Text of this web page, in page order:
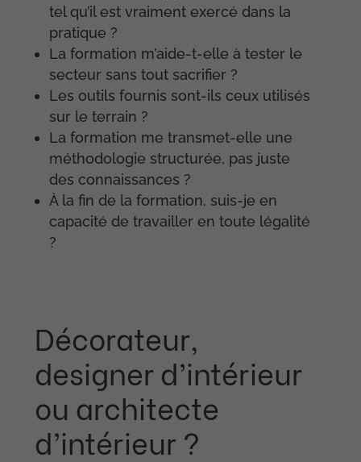
tel qu’il est vraiment exercé dans la
pratique ?
La formation m’aide-t-elle à tester le
secteur sans tout sacrifier ?
Les outils fournis sont-ils ceux utilisés
sur le terrain ?
La formation me transmet-elle une
méthodologie structurée, pas juste
des connaissances ?
À la fin de la formation, suis-je en
capacité de travailler en toute légalité
?
Décorateur,
designer d’intérieur
ou architecte
d’intérieur ?